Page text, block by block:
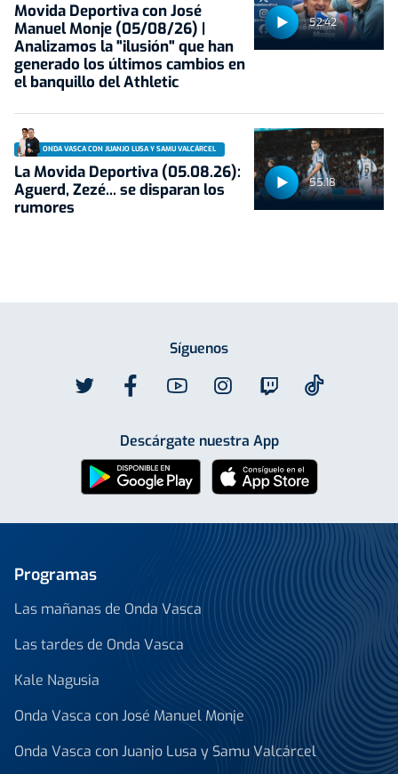
52:42
Movida Deportiva con José
Manuel Monje (05/08/26) |
Analizamos la "ilusión" que han
generado los últimos cambios en
el banquillo del Athletic
55:18
ONDA VASCA CON JUANJO LUSA Y SAMU VALCÁRCEL
La Movida Deportiva (05.08.26):
Aguerd, Zezé... se disparan los
rumores
Síguenos
Descárgate nuestra App
Programas
Las mañanas de Onda Vasca
Las tardes de Onda Vasca
Kale Nagusia
Onda Vasca con José Manuel Monje
Onda Vasca con Juanjo Lusa y Samu Valcárcel